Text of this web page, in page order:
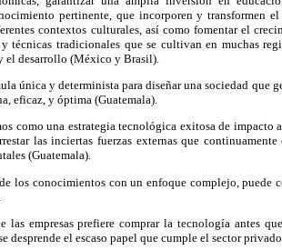
pertinente, que incorporen y transformen
contextos culturales, así como fomentar el
técnicas tradicionales que se cultivan en muchas
el desarrollo (México y Brasil).
única y determinista para diseñar una sociedad que
eficaz, y óptima (Guatemala).
como una estrategia tecnológica exitosa de impacto
las inciertas fuerzas externas que
(Guatemala).
los conocimientos con un enfoque complejo, puede
las empresas prefiere comprar la tecnología antes
desprende el escaso papel que cumple el sector privado